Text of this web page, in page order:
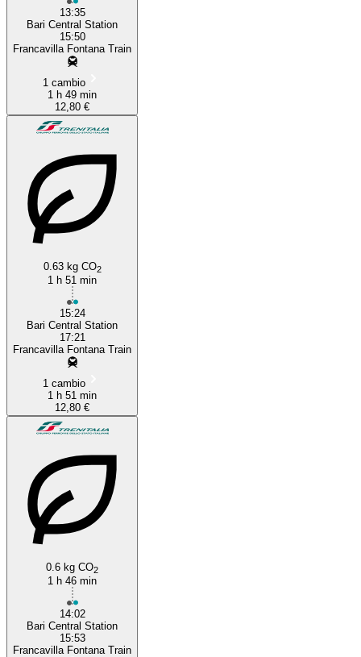
13:35
Bari Central Station
15:50
Francavilla Fontana Train
1 cambio
1 h 49 min
12,80 €
0.63 kg CO2
1 h 51 min
15:24
Bari Central Station
17:21
Francavilla Fontana Train
1 cambio
1 h 51 min
12,80 €
0.6 kg CO2
1 h 46 min
14:02
Bari Central Station
15:53
Francavilla Fontana Train